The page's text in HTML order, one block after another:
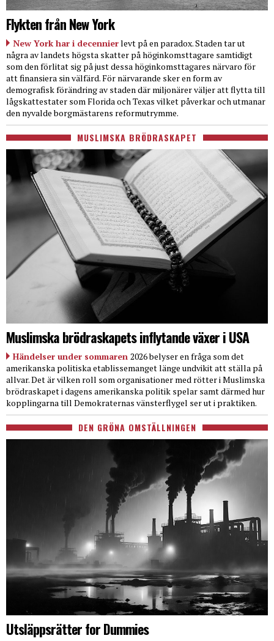
Flykten från New York
New York har i decennierlevt på en paradox. Staden tar ut
några av landets högsta skatter på höginkomsttagare samtidigt
som den förlitat sig på just dessa höginkomsttagares närvaro för
att finansiera sin välfärd. För närvarande sker en form av
demografisk förändring av staden där miljonärer väljer att flytta till
lågskattestater som Florida och Texas vilket påverkar och utmanar
den nyvalde borgmästarens reformutrymme.
MUSLIMSKA BRÖDRASKAPET
Muslimska brödraskapets inflytande växer i USA
Händelser under sommaren 2026 belyser en fråga som det
amerikanska politiska etablissemanget länge undvikit att ställa på
allvar. Det är vilken roll som organisationer med rötter i Muslimska
brödraskapet i dagens amerikanska politik spelar samt därmed hur
kopplingarna till Demokraternas vänsterflygel ser ut i praktiken.
DEN GRÖNA OMSTÄLLNINGEN
Utsläppsrätter for Dummies